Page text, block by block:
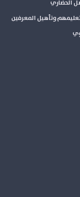
الحضاري
وتأهيل المعرفين